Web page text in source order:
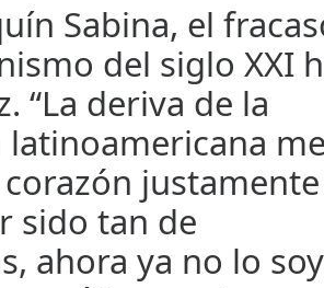
Sabina, el
del siglo XXI
“La deriva de la
latinoamericana
justamente
sido tan de
ahora ya no lo